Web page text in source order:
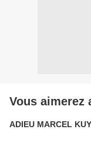
Vous aimerez
ADIEU MARCEL